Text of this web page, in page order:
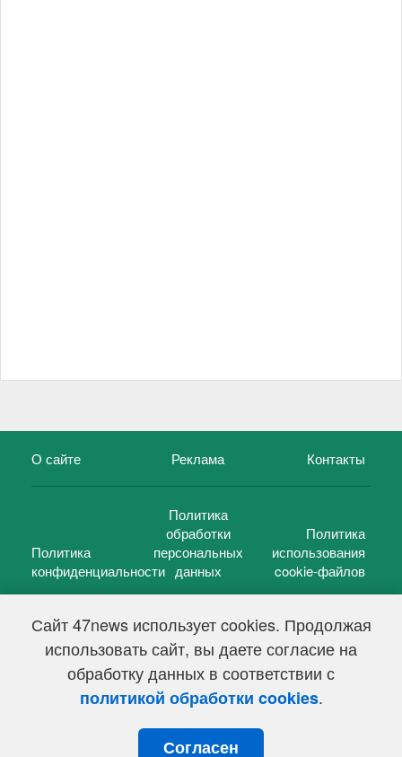
Сайт 47news использует cookies. Продолжая
использовать сайт, вы даете согласие на
обработку данных в соответствии с
политикой обработки cookies.
Согласен
О сайте Реклама Контакты
Политика
конфиденциальности
Политика
обработки
персональных
данных
Политика
использования
cookie-файлов
47 новостей (47 news)2005 — 2026 г.
Свидетельство о регистрации СМИ Эл № ФС 77-39848, выдано
Федеральной службой по надзору в сфере связи,
информационных технологий и массовых коммуникаций